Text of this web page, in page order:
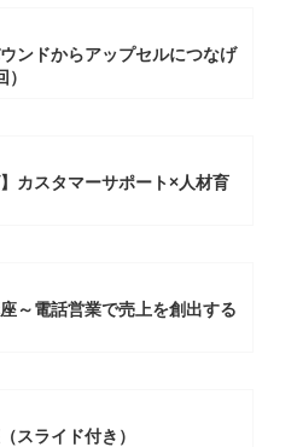
ンドからアップセルにつなげ
カスタマーサポート×人材育
～電話営業で売上を創出する
スライド付き）